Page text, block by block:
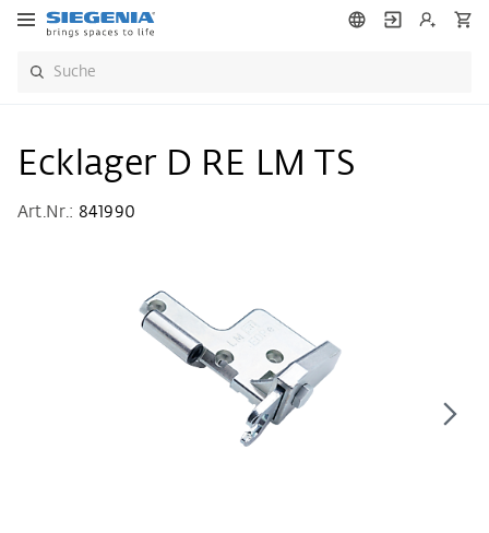
Ecklager D RE LM TS
Art.Nr.: 841990